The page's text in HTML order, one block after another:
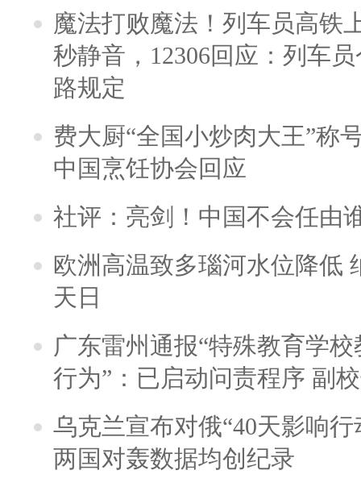
魔法打败魔法！列车员高铁
秒静音，12306回应：列车
路规定
费大厨“全国小炒肉大王”称
中国烹饪协会回应
社评：亮剑！中国不会任由
欧洲高温致多瑙河水位降低
天日
广东雷州通报“特殊教育学
行为”：已启动问责程序 副
乌克兰宣布对俄“40天影响
两国对轰数据均创纪录